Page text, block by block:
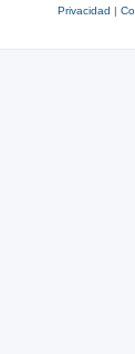
Privacidad |